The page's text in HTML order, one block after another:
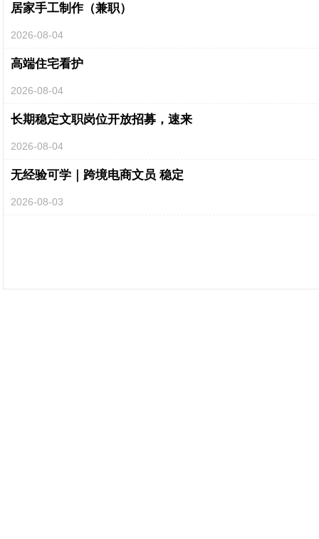
居家手工制作（兼职）
2026-08-04
高端住宅看护
2026-08-04
长期稳定文职岗位开放招募，速来
2026-08-04
无经验可学｜跨境电商文员 稳定
2026-08-03